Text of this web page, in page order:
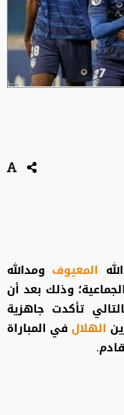
المعيوف ومدالله
وذلك بعد أن
تأكدت جاهزية
الهلال في المباراة